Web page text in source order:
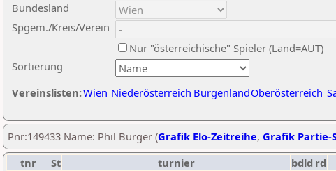
Sortierung
Bundesland
Spgem./Kreis/Verein
Nur "österreichische" Spieler (Land=AUT)
Vereinslisten:Wien Niederösterreich BurgenlandOberösterreich
Pnr:149433 Name: Phil Burger (Grafik Elo-Zeitreihe, Grafik Partie-
tnr
St turnier bdld rd